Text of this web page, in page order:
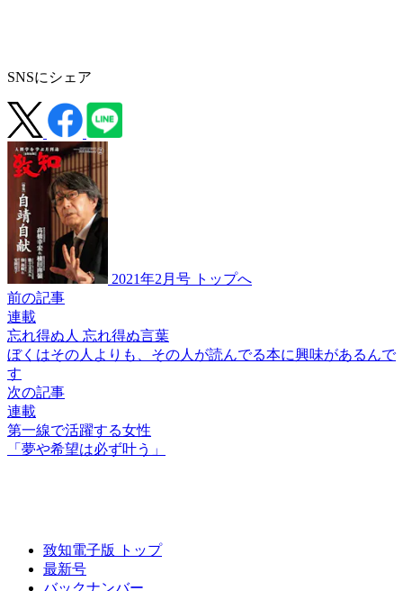
SNSにシェア
2021年2月号 トップへ
前の記事
連載
忘れ得ぬ人 忘れ得ぬ言葉
ぼくはその人よりも、 その人が読んでる本に興味があるんで
す
次の記事
連載
第一線で活躍する女性
「夢や希望は必ず叶う」
致知電子版 トップ
最新号
バックナンバー